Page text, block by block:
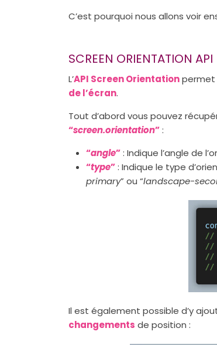
C’est pourquoi nous allons voir
SCREEN ORIENTATION API
L’API Screen Orientationpermet
de l’écran.
Tout d’abord vous pouvez
“screen.orientation”:
“angle”: Indique l’angle de
“type”: Indique le type
primary” ou “landscape-
Il est également possible d’y
changements de position :